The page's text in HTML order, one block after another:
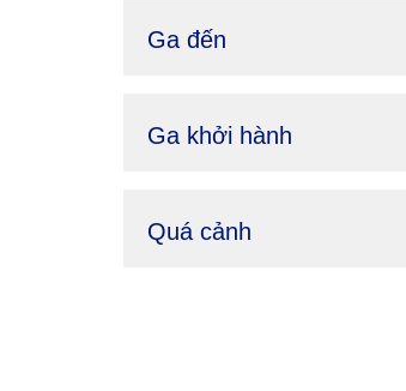
Ga đến
Ga khởi hành
Quá cảnh